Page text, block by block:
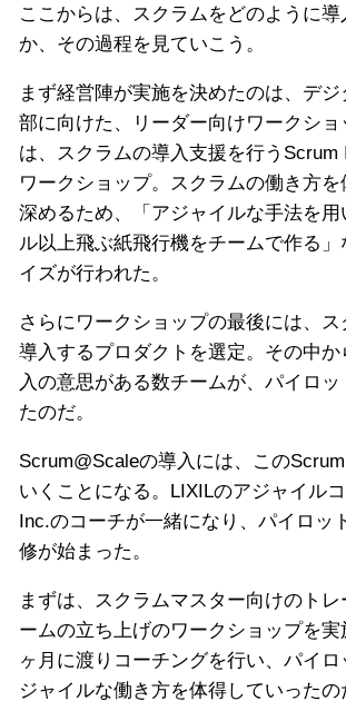
ここからは、スクラムをどのように
か、その過程を見ていこう。
まず経営陣が実施を決めたのは、デ
部に向けた、リーダー向けワークシ
は、スクラムの導入支援を行うScrum
ワークショップ。スクラムの働き方
深めるため、「アジャイルな手法を用
ル以上飛ぶ紙飛行機をチームで作る
イズが行われた。
さらにワークショップの最後には、
導入するプロダクトを選定。その中
入の意思がある数チームが、パイロッ
たのだ。
Scrum@Scaleの導入には、この
いくことになる。LIXILのアジャイル
Inc.のコーチが一緒になり、パイロッ
修が始まった。
まずは、スクラムマスター向けのト
ームの立ち上げのワークショップを
ヶ月に渡りコーチングを行い、パイ
ジャイルな働き方を体得していったの